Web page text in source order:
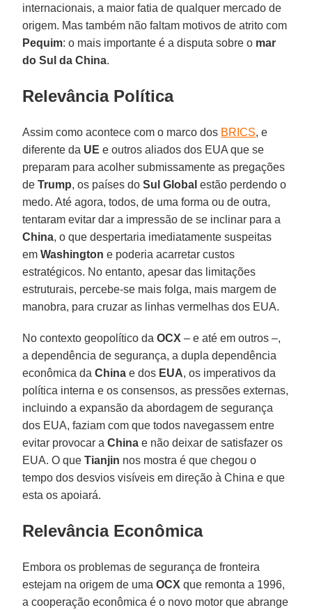
internacionais, a maior fatia de qualquer mercado de
origem. Mas também não faltam motivos de atrito com
Pequim: o mais importante é a disputa sobre o mar
do Sul da China.
Relevância Política
Assim como acontece com o marco dos BRICS, e
diferente da UE e outros aliados dos EUA que se
preparam para acolher submissamente as pregações
deTrump, os países doSul Global estão perdendo o
medo. Até agora, todos, de uma forma ou de outra,
tentaram evitar dar a impressão de se inclinar para a
China, o que despertaria imediatamente suspeitas
emWashington e poderia acarretar custos
estratégicos. No entanto, apesar das limitações
estruturais, percebe-se mais folga, mais margem de
manobra, para cruzar as linhas vermelhas dos EUA.
No contexto geopolítico daOCX – e até em outros –,
a dependência de segurança, a dupla dependência
econômica daChina e dos EUA, os imperativos da
política interna e os consensos, as pressões externas,
incluindo a expansão da abordagem de segurança
dos EUA, faziam com que todos navegassem entre
evitar provocar aChina e não deixar de satisfazer os
EUA. O queTianjin nos mostra é que chegou o
tempo dos desvios visíveis em direção à China e que
esta os apoiará.
Relevância Econômica
Embora os problemas de segurança de fronteira
estejam na origem de umaOCX que remonta a 1996,
a cooperação econômica é o novo motor que abrange